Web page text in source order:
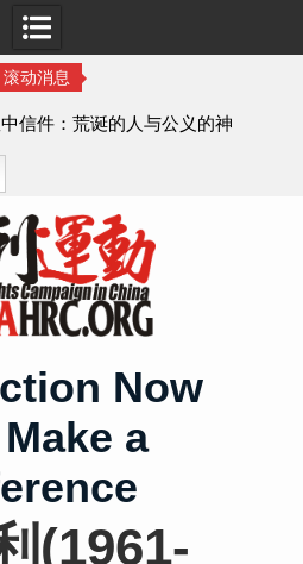
滚动消息
信件：荒诞的人与公义的神
Now
a
(1961-